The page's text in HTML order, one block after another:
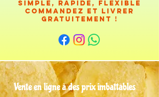
Simple, rapide, flexible
commandez et livrer
gratuitement !
Vente en ligne à des prix imbattables